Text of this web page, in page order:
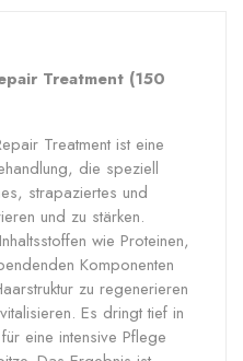
Treatment (150
Treatment ist eine
die speziell
strapaziertes und
und zu stärken.
wie Proteinen,
Komponenten
zu regenerieren
Es dringt tief in
eine intensive Pflege